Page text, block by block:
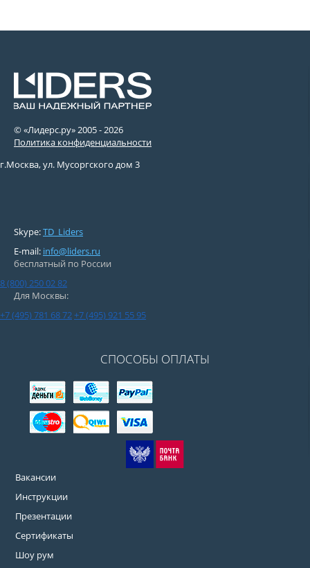
© «Лидерс.ру» 2005 -2026
Политика конфиденциальности
г.Москва, ул. Мусоргского дом 3
Skype:TD_Liders
E-mail: info@liders.ru
бесплатный по России
8 (800) 250 02 82
Для Москвы:
+7 (495) 781 68 72+7 (495) 921 55 95
СПОСОБЫ ОПЛАТЫ
Вакансии
Инструкции
Презентации
Сертификаты
Шоу рум